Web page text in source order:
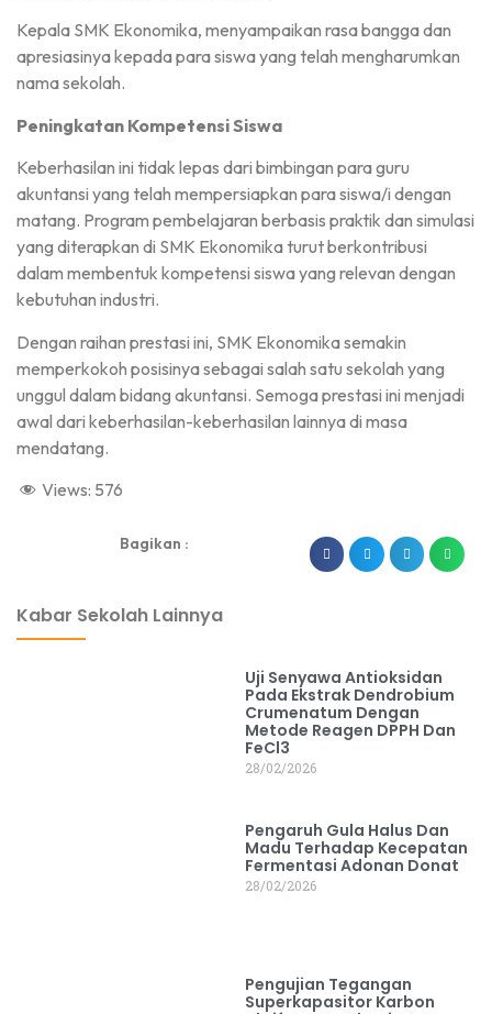
Kepala SMK Ekonomika, menyampaikan rasa bangga dan
apresiasinya kepada para siswa yang telah mengharumkan
nama sekolah.
Peningkatan Kompetensi Siswa
Keberhasilan ini tidak lepas dari bimbingan para guru
akuntansi yang telah mempersiapkan para siswa/i dengan
matang. Program pembelajaran berbasis praktik dan simulasi
yang diterapkan di SMK Ekonomika turut berkontribusi
dalam membentuk kompetensi siswa yang relevan dengan
kebutuhan industri.
Dengan raihan prestasi ini, SMK Ekonomika semakin
memperkokoh posisinya sebagai salah satu sekolah yang
unggul dalam bidang akuntansi. Semoga prestasi ini menjadi
awal dari keberhasilan-keberhasilan lainnya di masa
mendatang.
Views: 576
Bagikan :
Kabar Sekolah Lainnya
Uji Senyawa Antioksidan
Pada Ekstrak Dendrobium
Crumenatum Dengan
Metode Reagen DPPH Dan
FeCl3
28/02/2026
Pengaruh Gula Halus Dan
Madu Terhadap Kecepatan
Fermentasi Adonan Donat
28/02/2026
Pengujian Tegangan
Superkapasitor Karbon